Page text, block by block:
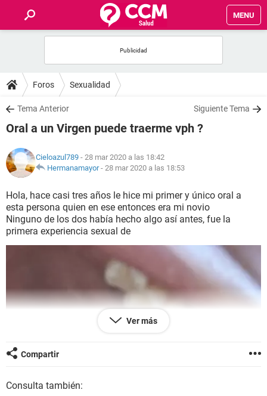
MENU
FOROS
SALUD
NUTRICIÓN
BIENESTAR
SEXUALIDAD
Foros Sexualidad
Tema Anterior Siguiente Tema
Oral a un Virgen puede traerme vph ?
Cieloazul789 - 28 mar 2020 a las 18:42
Hermanamayor- 28 mar 2020 a las 18:53
Hola, hace casi tres años le hice mi primer y único oral a
esta persona quien en ese entonces era mi novio
Ninguno de los dos había hecho algo así antes, fue la
primera experiencia sexual de
Ver más
Compartir
Consulta también: